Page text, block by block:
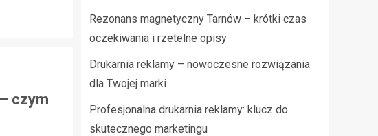
czym
Rezonans magnetyczny Tarnów – krótki czas
oczekiwania i rzetelne opisy
Drukarnia reklamy – nowoczesne rozwiązania
dla Twojej marki
Profesjonalna drukarnia reklamy: klucz do
skutecznego marketingu